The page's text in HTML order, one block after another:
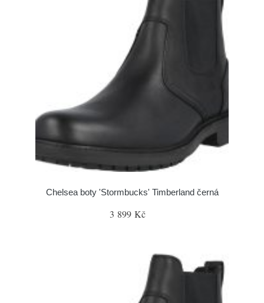
Chelsea boty 'Stormbucks' Timberland černá
3 899 Kč